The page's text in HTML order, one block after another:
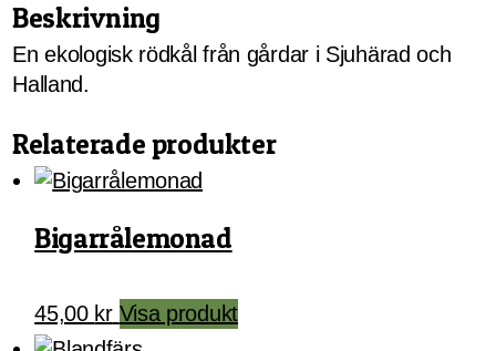
Beskrivning
En ekologisk rödkål från gårdar i Sjuhärad och
Halland.
Relaterade produkter
Bigarrålemonad
45,00 kr Visa produkt